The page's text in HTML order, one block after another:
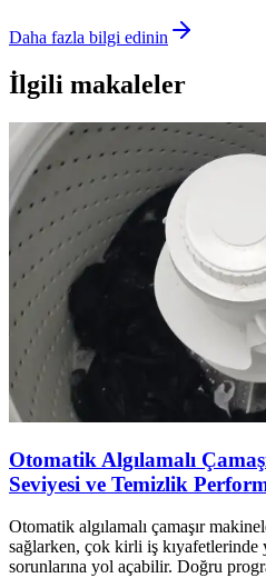
Daha fazla bilgi edinin
İlgili makaleler
Otomatik Algılamalı
Seviyesi ve Temizlik
Otomatik algılamalı çamaşır
sağlarken, çok kirli iş kıyafetlerinde
sorunlarına yol açabilir. Doğru